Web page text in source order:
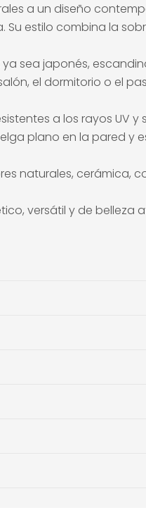
a un diseño
Su estilo combina la
sea japonés,
el dormitorio o el
a los rayos UV
plano en la pared y
naturales, cerámica,
versátil y de belleza